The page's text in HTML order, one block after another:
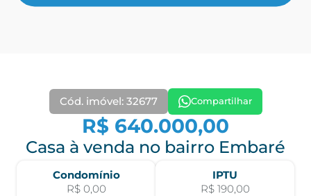
Cód. imóvel: 32677 Compartilhar
R$ 640.000,00
Casa à venda no bairro Embaré
Condomínio
R$ 0,00
IPTU
R$ 190,00